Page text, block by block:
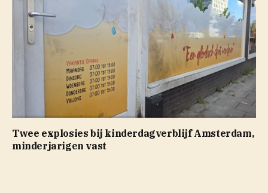
Twee explosies bij kinderdagverblijf Amsterdam,
minderjarigen vast